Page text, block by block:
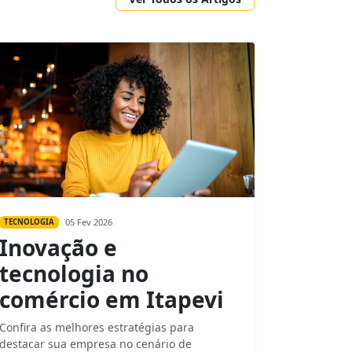
TECNOLOGIA 05 Fev 2026
Inovação e
tecnologia no
comércio em Itapevi
Confira as melhores estratégias para
destacar sua empresa no cenário de